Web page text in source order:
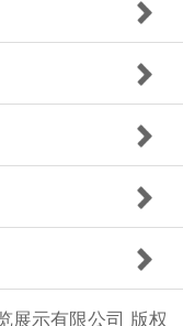
展示有限公司 版权